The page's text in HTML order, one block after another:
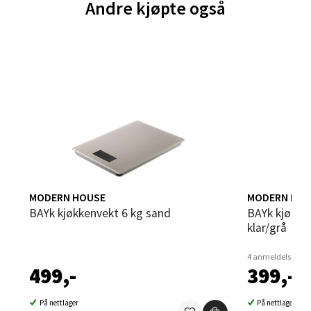
Andre kjøpte også
MODERN HOUSE
bAYk kjøkkenvekt 6 kg sand
499,-
På nettlager
MODERN
bAYk kjøkkenvekt/målebeger 5kg/1,5L
klar/grå
4 anmeldelser
399,-
På nettlager
Bergen - Thon Senter Sartor
Sartorvegen 12, 5353 Straume
Åpent i dag 10-21
Velg